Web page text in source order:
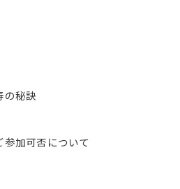
の秘訣
加可否について